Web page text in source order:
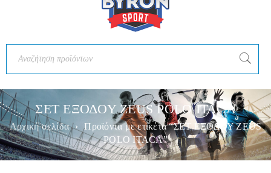
ΣΕΤ ΕΞΟΔΟΥ ZEUS POLO ITACA
Αρχική σελίδα ›
Προϊόντα με ετικέτα “ΣΕΤ ΕΞΟΔΟΥ ZEUS
POLO ITACA”